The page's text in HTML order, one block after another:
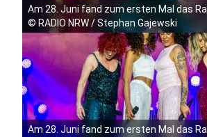
Am 28. Juni fand zum ersten Mal das
© RADIO NRW / Stephan Gajewski
Am 28. Juni fand zum ersten Mal das